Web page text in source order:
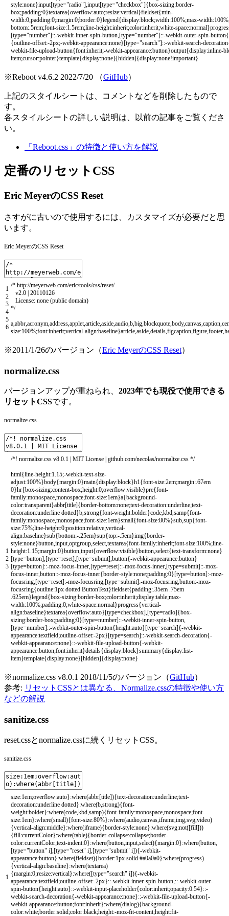
style:none}input[type="radio"],input[type="checkbox"]{box-sizing:border-
box;padding:0}textarea{overflow:auto;resize:vertical}fieldset{min-
width:0;padding:0;margin:0;border:0}legend{display:block;width:100%;max-
bottom:.5rem;font-size:1.5rem;line-height:inherit;color:inherit;white-
[type="number"]::-webkit-inner-spin-button,[type="number"]::-webkit-outer-spin-
{outline-offset:-2px;-webkit-appearance:none}[type="search"]::-webkit-search-
webkit-file-upload-button{font:inherit;-webkit-appearance:button}output{display:inline-
item;cursor:pointer}template{display:none}[hidden]{display:none!important}
※Reboot v4.6.2 2022/7/20 （GitHub）
上記のスタイルシートは、コメントなどを削除したもので
す。
各スタイルシートの詳しい説明は、以前の記事をご覧くださ
い。
「Reboot.css」の特徴と使い方を解説
定番のリセットCSS
Eric MeyerのCSS Reset
さすがに古いので使用するには、カスタマイズが必要だと思
います。
Eric MeyerのCSS Reset
1
2
3
4
5
6
/* http://meyerweb.com/eric/tools/css/reset/
v2.0 | 20110126
License: none (public domain)
*/
a,abbr,acronym,address,applet,article,aside,audio,b,big,blockquote,body,canvas,caption,
size:100%;font:inherit;vertical-align:baseline}article,aside,details,figcaption,figure,footer,
※2011/1/26のバージョン（Eric MeyerのCSS Reset）
normalize.css
バージョンアップが重ねられ、 2023年でも現役で使用できる
リセットCSSです。
normalize.css
1
2
3
/*! normalize.css v8.0.1 | MIT License | github.com/necolas/normalize.css */
html{line-height:1.15;-webkit-text-size-
adjust:100%}body{margin:0}main{display:block}h1{font-size:2em;margin:.67em
0}hr{box-sizing:content-box;height:0;overflow:visible}pre{font-
family:monospace,monospace;font-size:1em}a{background-
color:transparent}abbr[title]{border-bottom:none;text-decoration:underline;text-
decoration:underline dotted}b,strong{font-weight:bolder}code,kbd,samp{font-
family:monospace,monospace;font-size:1em}small{font-size:80%}sub,sup{font-
size:75%;line-height:0;position:relative;vertical-
align:baseline}sub{bottom:-.25em}sup{top:-.5em}img{border-
style:none}button,input,optgroup,select,textarea{font-family:inherit;font-size:100%;line-
height:1.15;margin:0}button,input{overflow:visible}button,select{text-transform:none}
[type=button],[type=reset],[type=submit],button{-webkit-appearance:button}
[type=button]::-moz-focus-inner,[type=reset]::-moz-focus-inner,[type=submit]::-moz-
focus-inner,button::-moz-focus-inner{border-style:none;padding:0}[type=button]:-moz-
focusring,[type=reset]:-moz-focusring,[type=submit]:-moz-focusring,button:-moz-
focusring{outline:1px dotted ButtonText}fieldset{padding:.35em .75em
.625em}legend{box-sizing:border-box;color:inherit;display:table;max-
width:100%;padding:0;white-space:normal}progress{vertical-
align:baseline}textarea{overflow:auto}[type=checkbox],[type=radio]{box-
sizing:border-box;padding:0}[type=number]::-webkit-inner-spin-button,
[type=number]::-webkit-outer-spin-button{height:auto}[type=search]{-webkit-
appearance:textfield;outline-offset:-2px}[type=search]::-webkit-search-decoration{-
webkit-appearance:none}::-webkit-file-upload-button{-webkit-
appearance:button;font:inherit}details{display:block}summary{display:list-
item}template{display:none}[hidden]{display:none}
※normalize.css v8.0.1 2018/11/5のバージョン（GitHub）
参考: リセットCSSとは異なる、Normalize.cssの特徴や使い方
などの解説
sanitize.css
reset.cssとnormalize.cssに続くリセットCSS。
sanitize.css
1
size:1em;overflow:auto}:where(abbr[title]){text-decoration:underline;text-
decoration:underline dotted}:where(b,strong){font-
weight:bolder}:where(code,kbd,samp){font-family:monospace,monospace;font-
size:1em}:where(small){font-size:80%}:where(audio,canvas,iframe,img,svg,video)
{vertical-align:middle}:where(iframe){border-style:none}:where(svg:not([fill]))
{fill:currentColor}:where(table){border-collapse:collapse;border-
color:currentColor;text-indent:0}:where(button,input,select){margin:0}:where(button,
[type="button" i],[type="reset" i],[type="submit" i]){-webkit-
appearance:button}:where(fieldset){border:1px solid #a0a0a0}:where(progress)
{vertical-align:baseline}:where(textarea)
{margin:0;resize:vertical}:where([type="search" i]){-webkit-
appearance:textfield;outline-offset:-2px}::-webkit-inner-spin-button,::-webkit-outer-
spin-button{height:auto}::-webkit-input-placeholder{color:inherit;opacity:0.54}::-
webkit-search-decoration{-webkit-appearance:none}::-webkit-file-upload-button{-
webkit-appearance:button;font:inherit}:where(dialog){background-
color:white;border:solid;color:black;height:-moz-fit-content;height:fit-